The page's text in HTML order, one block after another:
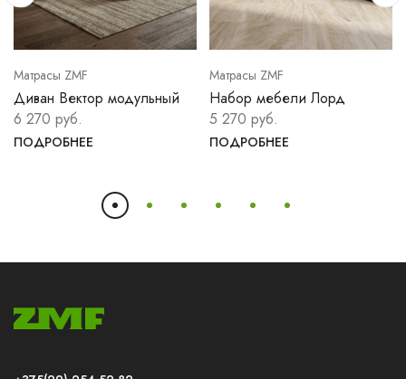
Матрасы ZMF
Диван Вектор модульный
6 270 руб.
ПОДРОБНЕЕ
Матрасы ZMF
Набор мебели Лорд
5 270 руб.
ПОДРОБНЕЕ